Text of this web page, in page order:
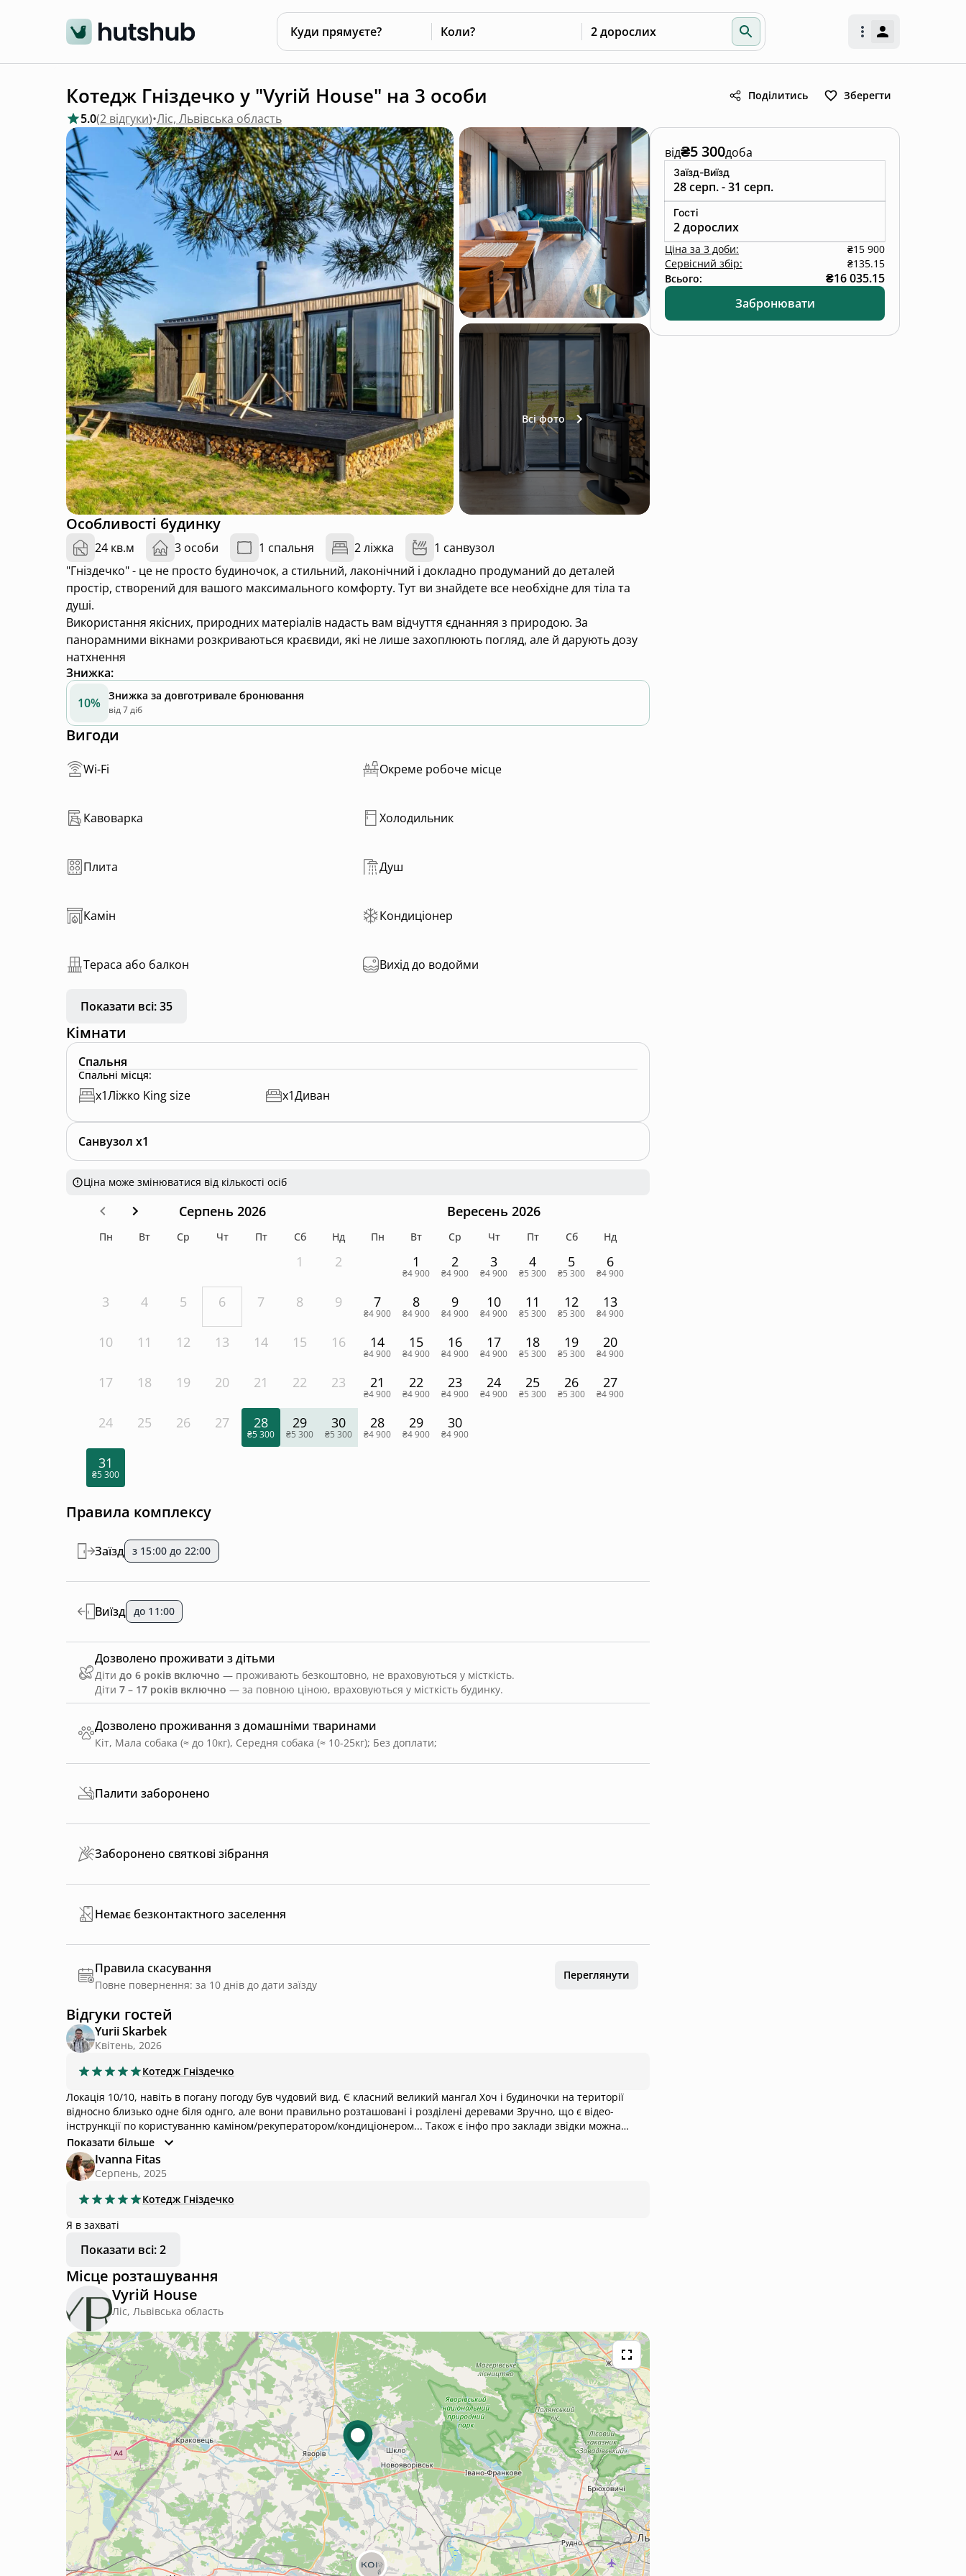
Куди прямуєте? Коли? 2 дорослих
Котедж Гніздечко у "Vyriй House" на 3 особи Поділитись Зберегти
5.0(2 відгуки)•Ліс, Львівська область
Всі фото
Особливості будинку
24 кв.м 3 особи 1 спальня 2 ліжка
1 санвузол
"Гніздечко" - це не просто будиночок, а стильний, лаконічний і докладно продуманий до деталей
простір, створений для вашого максимального комфорту. Тут ви знайдете все необхідне для тіла та
душі.
Використання якісних, природних матеріалів надасть вам відчуття єднанняя з природою. За
панорамними вікнами розкриваються краєвиди, які не лише захоплюють погляд, але й дарують дозу
натхнення
Знижка:
10% Знижка за довготривале бронювання
від 7 діб
Вигоди
Wi-Fi Окреме робоче місце
Кавоварка Холодильник
Плита Душ
Камін Кондиціонер
Тераса або балкон Вихід до водойми
Показати всі: 35
Кімнати
Спальня
Спальні місця:
x1Ліжко King size x1Диван
Санвузол x1
Ціна може змінюватися від кількості осіб
Серпень 2026
Пн Вт Ср Чт Пт Сб Нд
1 2
3 4 5 6 7 8 9
10 11 12 13 14 15 16
17 18 19 20 21 22 23
24 25 26 27 28
₴5 300
29
₴5 300
30
₴5 300
31
₴5 300
Вересень 2026
Пн Вт Ср Чт Пт Сб Нд
1
₴4 900
2
₴4 900
3
₴4 900
4
₴5 300
5
₴5 300
6
₴4 900
7
₴4 900
8
₴4 900
9
₴4 900
10
₴4 900
11
₴5 300
12
₴5 300
13
₴4 900
14
₴4 900
15
₴4 900
16
₴4 900
17
₴4 900
18
₴5 300
19
₴5 300
20
₴4 900
21
₴4 900
22
₴4 900
23
₴4 900
24
₴4 900
25
₴5 300
26
₴5 300
27
₴4 900
28
₴4 900
29
₴4 900
30
₴4 900
Правила комплексу
Дозволено проживання з домашніми тваринами
Кіт, Мала собака (≈ до 10кг), Середня собака (≈ 10-25кг); Без доплати;
Заїзд з 15:00 до 22:00
Виїзд до 11:00
Дозволено проживати з дітьми
Діти до 6 років включно — проживають безкоштовно, не враховуються у місткість.
Діти 7 – 17 років включно — за повною ціною, враховуються у місткість будинку.
Палити заборонено
Заборонено святкові зібрання
Немає безконтактного заселення
Правила скасування
Повне повернення: за 10 днів до дати заїзду
Переглянути
Відгуки гостей
Yurii Skarbek
Квітень, 2026
Котедж Гніздечко
Локація 10/10, навіть в погану погоду був чудовий вид. Є класний великий мангал Хоч і будиночки на території
відносно близько одне біля однго, але вони правильно розташовані і розділені деревами Зручно, що є відео-
інстрункції по користуванню каміном/рекуператором/кондиціонером... Також є інфо про заклади звідки можна
замовити доставку та на яких умовах Заселення/виселення безконтактне, але потрібно телефонувати. Деталі щодо
заселення скинули за 40хв до заїзду, хотілось би швидше Залишилися на 100% задоволені відпочинком
Показати більше
Ivanna Fitas
Серпень, 2025
Котедж Гніздечко
Я в захваті
Показати всі: 2
Місце розташування
Vyriй House
Ліс, Львівська область
від₴5 300доба
Заїзд-Виїзд
28 серп. - 31 серп.
Гості
2 дорослих
Ціна за 3 доби:
₴15 900
Сервісний збір:
₴135.15
Всього:
₴16 035.15
Забронювати